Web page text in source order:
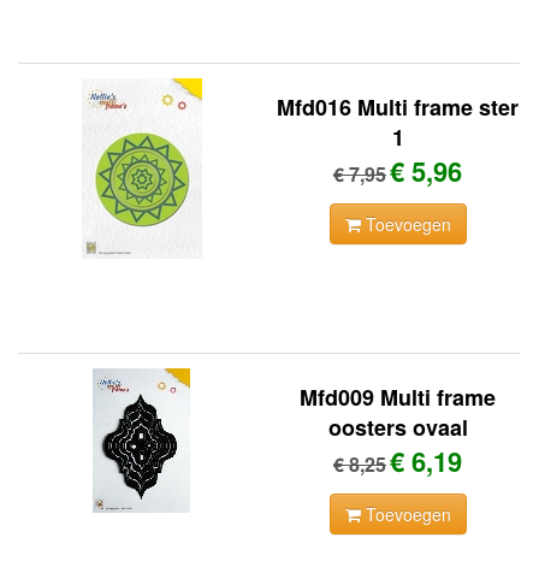
Mfd016 Multi frame ster
1
€ 7,95€ 5,96
Toevoegen
Mfd009 Multi frame
oosters ovaal
€ 8,25€ 6,19
Toevoegen